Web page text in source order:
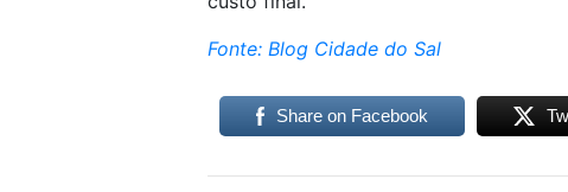
Fonte: Blog Cidade do Sal
Share on Facebook